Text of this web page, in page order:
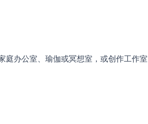
庭办公室、瑜伽或冥想室，或创作工作室